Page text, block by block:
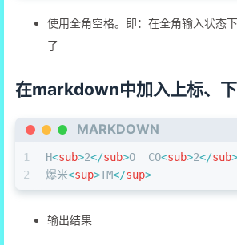
使用全角空格。即：在全角输入状态
了
在markdown中加入上标、
MARKDOWN
1
2
H<sub>2</sub>O  CO<sub>2</sub>
爆米<sup>TM</sup>
输出结果